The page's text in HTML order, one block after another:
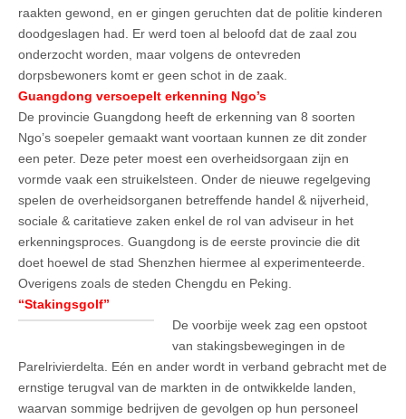
raakten gewond, en er gingen geruchten dat de politie kinderen
doodgeslagen had. Er werd toen al beloofd dat de zaal zou
onderzocht worden, maar volgens de ontevreden
dorpsbewoners komt er geen schot in de zaak.
Guangdong versoepelt erkenning Ngo’s
De provincie Guangdong heeft de erkenning van 8 soorten
Ngo’s soepeler gemaakt want voortaan kunnen ze dit zonder
een peter. Deze peter moest een overheidsorgaan zijn en
vormde vaak een struikelsteen. Onder de nieuwe regelgeving
spelen de overheidsorganen betreffende handel & nijverheid,
sociale & caritatieve zaken enkel de rol van adviseur in het
erkenningsproces. Guangdong is de eerste provincie die dit
doet hoewel de stad Shenzhen hiermee al experimenteerde.
Overigens zoals de steden Chengdu en Peking.
“Stakingsgolf”
De voorbije week zag een opstoot
van stakingsbewegingen in de
Parelrivierdelta. Eén en ander wordt in verband gebracht met de
ernstige terugval van de markten in de ontwikkelde landen,
waarvan sommige bedrijven de gevolgen op hun personeel